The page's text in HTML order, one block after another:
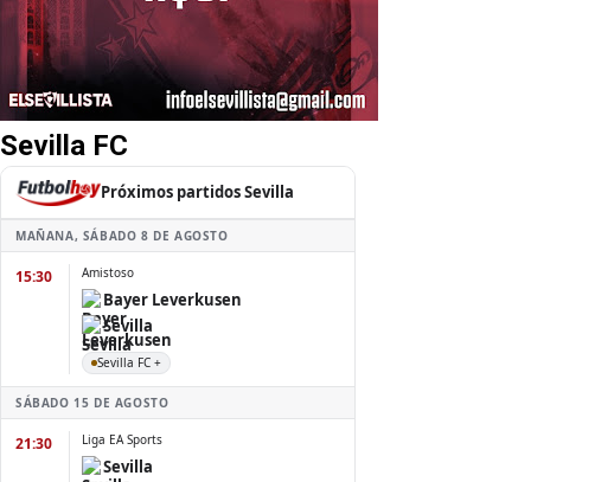
Sevilla FC